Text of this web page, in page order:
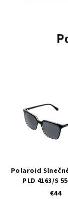
Polaroid
PLD 4163/S
€44